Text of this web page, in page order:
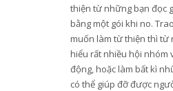
thiện từ những bạn đọc
bằng một gói khi no.
muốn làm từ thiện thì từ
hiểu rất nhiều hội nhóm
động, hoặc làm bất kì
có thể giúp đỡ được